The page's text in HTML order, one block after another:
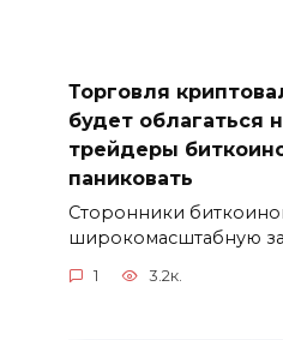
Торговля
будет облагаться
трейдеры
паниковать
Сторонники
широкомасштабную
1 3.2к.